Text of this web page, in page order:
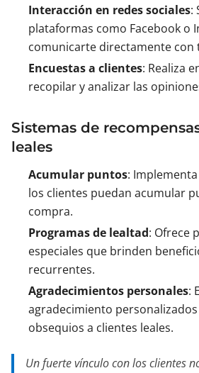
Interacción en redes sociales:
plataformas como Facebook o
comunicarte directamente con
Encuestas a clientes: Realiza
recopilar y analizar las
Sistemas de
leales
Acumular puntos:
los clientes puedan acumular
compra.
Programas de lealtad: Ofrece
especiales que brinden
recurrentes.
Agradecimientos personales:
agradecimiento
obsequios a clientes leales.
Un fuerte vínculo con los clientes